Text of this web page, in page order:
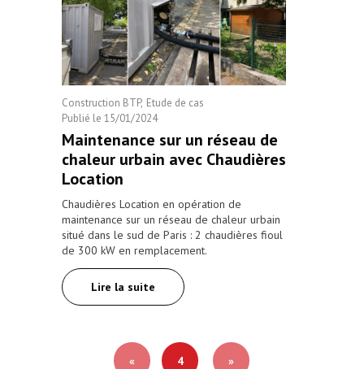
Construction BTP Etude de cas
Publié le 15/01/2024
Maintenance sur un réseau de
chaleur urbain avec Chaudières
Location
Chaudières Location en opération de
maintenance sur un réseau de chaleur urbain
situé dans le sud de Paris : 2 chaudières fioul
de 300 kW en remplacement.
Lire la suite
« 4 »